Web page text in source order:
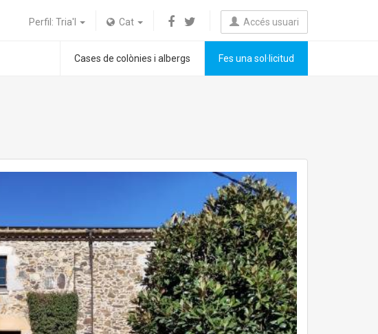
Accés usuari
Cat
Perfil: Tria'l
Fes una sol·licitud
Cases de colònies i albergs